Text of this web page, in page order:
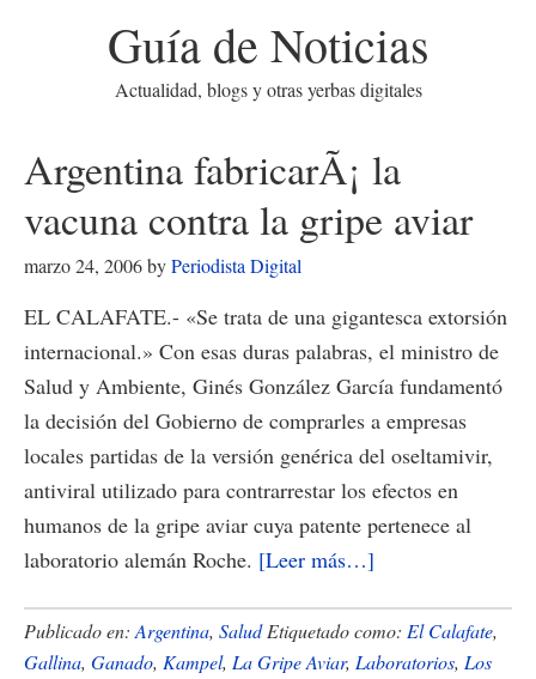
Guía de Noticias
Actualidad, blogs y otras yerbas digitales
Argentina fabricarÃ¡ la
vacuna contra la gripe aviar
marzo 24, 2006byPeriodista Digital
EL CALAFATE.- «Se trata de una gigantesca extorsión
internacional.» Con esas duras palabras, el ministro de
Salud y Ambiente, Ginés González García fundamentó
la decisión del Gobierno de comprarles a empresas
locales partidas de la versión genérica del oseltamivir,
antiviral utilizado para contrarrestar los efectos en
humanos de la gripe aviar cuya patente pertenece al
laboratorio alemán Roche. [Leer más…]
Argentina
fabricarÃ¡
Publicado en: Argentina, Salud Etiquetado como: El Calafate,
Gallina, Ganado, Kampel, La Gripe Aviar, Laboratorios, Los